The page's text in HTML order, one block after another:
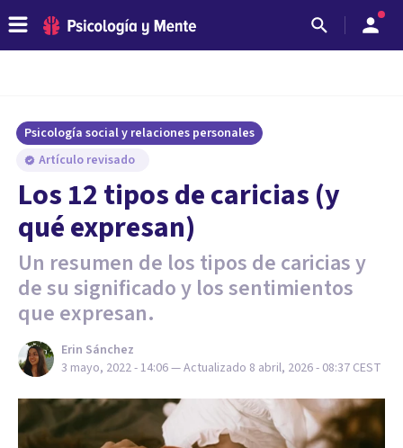
Psicología social y relaciones personales
Artículo revisado
Los 12 tipos de caricias (y
qué expresan)
Un resumen de los tipos de caricias y
de su significado y los sentimientos
que expresan.
Erin Sánchez
3 mayo, 2022 - 14:06— Actualizado 8 abril, 2026 - 08:37 CEST